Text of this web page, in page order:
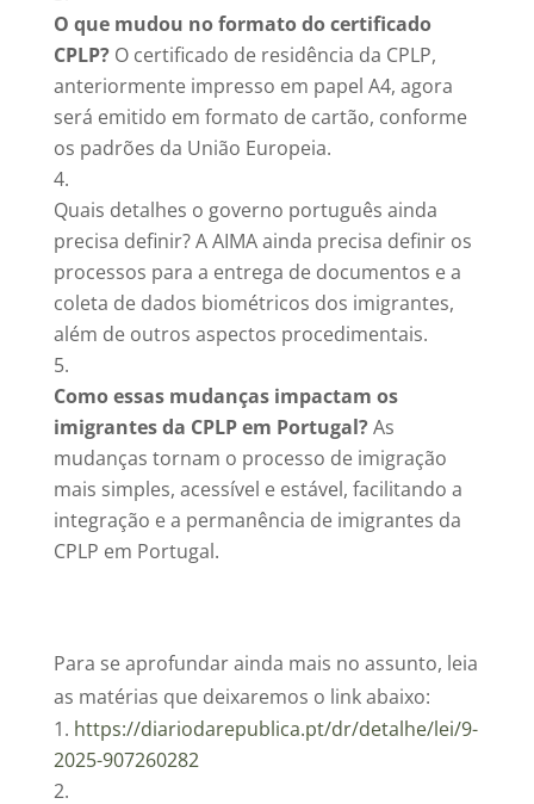
O que mudou no formato do certificado
CPLP?O certificado de residência da CPLP,
anteriormente impresso em papel A4, agora
será emitido em formato de cartão, conforme
os padrões da União Europeia.
Quais detalhes o governo português ainda
precisa definir? A AIMA ainda precisa definir os
processos para a entrega de documentos e a
coleta de dados biométricos dos imigrantes,
além de outros aspectos procedimentais.
Como essas mudanças impactam os
imigrantes da CPLP em Portugal?As
mudanças tornam o processo de imigração
mais simples, acessível e estável, facilitando a
integração e a permanência de imigrantes da
CPLP em Portugal.
Para se aprofundar ainda mais no assunto, leia
as matérias que deixaremos o link abaixo:
https://diariodarepublica.pt/dr/detalhe/lei/9-
2025-907260282